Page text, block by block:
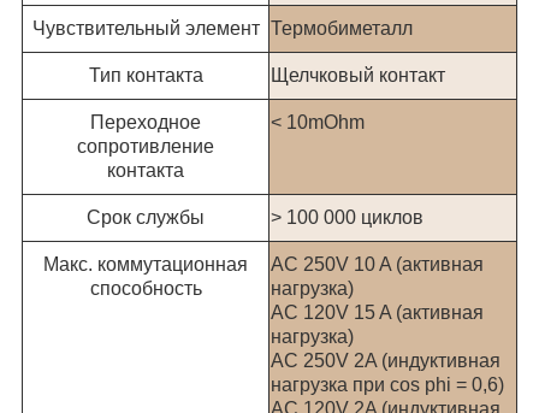
Чувствительный элемент Термобиметалл
Тип контакта Щелчковый контакт
Переходное
сопротивление
контакта
< 10mOhm
Срок службы > 100 000 циклов
Макс. коммутационная
способность
AC 250V 10 A (активная
нагрузка)
AC 120V 15 A (активная
нагрузка)
AC 250V 2A (индуктивная
нагрузка при cos phi = 0,6)